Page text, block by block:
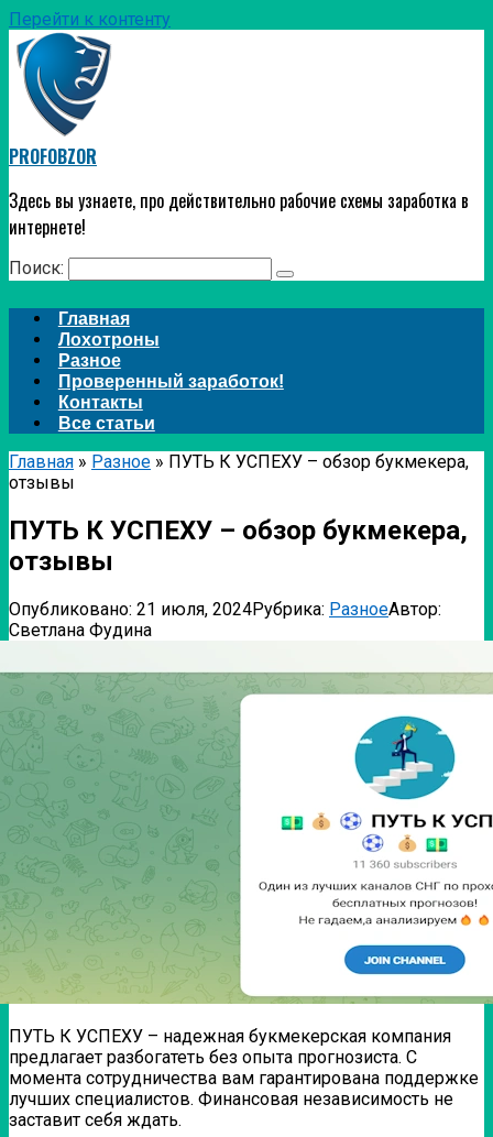
Перейти к контенту
PROFOBZOR
Здесь вы узнаете, про действительно рабочие схемы заработка в
интернете!
Поиск:
Главная
Лохотроны
Разное
Проверенный заработок!
Контакты
Все статьи
Главная » Разное » ПУТЬ К УСПЕХУ – обзор букмекера,
отзывы
ПУТЬ К УСПЕХУ – обзор букмекера,
отзывы
Опубликовано: 21 июля, 2024Рубрика: РазноеАвтор:
Светлана Фудина
ПУТЬ К УСПЕХУ – надежная букмекерская компания
предлагает разбогатеть без опыта прогнозиста. С
момента сотрудничества вам гарантирована поддержке
лучших специалистов. Финансовая независимость не
заставит себя ждать.